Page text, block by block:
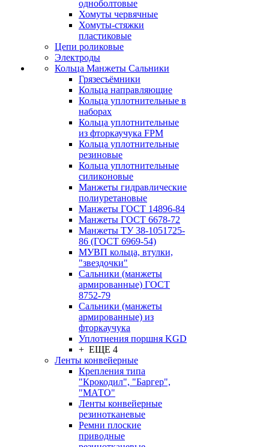
одноболтовые
Хомуты червячные
Хомуты-стяжки
пластиковые
Цепи роликовые
Электроды
Кольца Манжеты Сальники
Грязесъёмники
Кольца направляющие
Кольца уплотнительные в
наборах
Кольца уплотнительные
из фторкаучука FPM
Кольца уплотнительные
резиновые
Кольца уплотнительные
силиконовые
Манжеты гидравлические
полиуретановые
Манжеты ГОСТ 14896-84
Манжеты ГОСТ 6678-72
Манжеты ТУ 38-1051725-
86 (ГОСТ 6969-54)
МУВП кольца, втулки,
"звездочки"
Сальники (манжеты
армированные) ГОСТ
8752-79
Сальники (манжеты
армированные) из
фторкаучука
Уплотнения поршня KGD
+ ЕЩЕ 4
Ленты конвейерные
Крепления типа
"Крокодил", "Баргер",
"МАТО"
Ленты конвейерные
резинотканевые
Ремни плоские
приводные